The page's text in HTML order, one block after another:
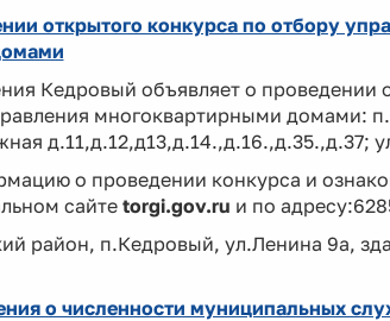
открытого конкурса по отбору
Кедровый объявляет о проведении
многоквартирными домами:
д.11,д.12,д13,д.14.,д.16.,д.35.,д.37;
о проведении конкурса и
сайте torgi.gov.ru и по
район, п.Кедровый, ул.Ленина 9а,
о численности муниципальных